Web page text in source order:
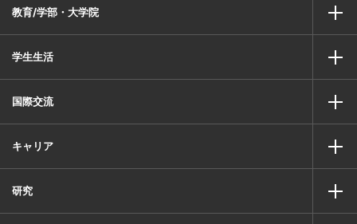
教育/学部・大学院
学生生活
国際交流
キャリア
研究